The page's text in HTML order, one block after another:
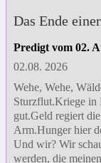
Das Ende
Predigt vom 02.
02.08. 2026
Wehe, Wehe,
Sturzflut.Kriege in
gut.Geld regiert
Arm.Hunger hier
Und wir? Wir
werden, die